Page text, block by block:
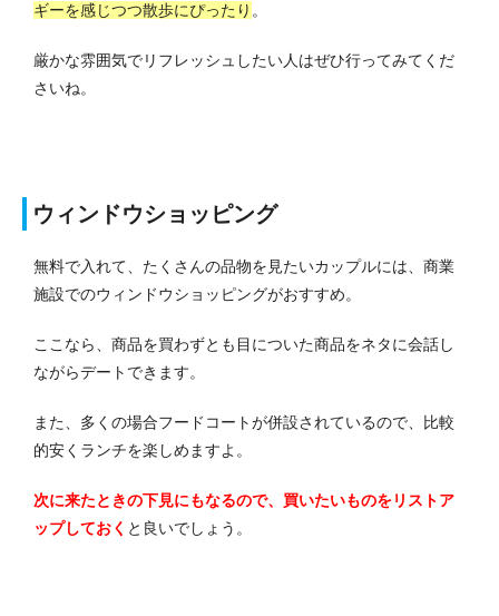
ギーを感じつつ散歩にぴったり 。
厳かな雰囲気でリフレッシュしたい人はぜひ行ってみてくだ
さいね。
ウィンドウショッピング
無料で入れて、たくさんの品物を見たいカップルには、商業
施設でのウィンドウショッピングがおすすめ。
ここなら、商品を買わずとも目についた商品をネタに会話し
ながらデートできます。
また、多くの場合フードコートが併設されているので、比較
的安くランチを楽しめますよ。
次に来たときの下見にもなるので、買いたいものをリストア
ップしておく と良いでしょう。